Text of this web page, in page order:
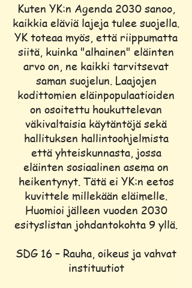
Kuten YK:n Agenda 2030 sanoo,
kaikkia eläviä lajeja tulee suojella.
YK toteaa myös, että riippumatta
siitä, kuinka "alhainen" eläinten
arvo on, ne kaikki tarvitsevat
saman suojelun. Laajojen
kodittomien eläinpopulaatioiden
on osoitettu houkuttelevan
väkivaltaisia käytäntöjä sekä
hallituksen hallintoohjelmista
että yhteiskunnasta, jossa
eläinten sosiaalinen asema on
heikentynyt. Tätä ei YK:n eetos
kuvittele millekään eläimelle.
Huomioi jälleen vuoden 2030
esityslistan johdantokohta 9 yllä.
SDG 16 – Rauha, oikeus ja vahvat
instituutiot